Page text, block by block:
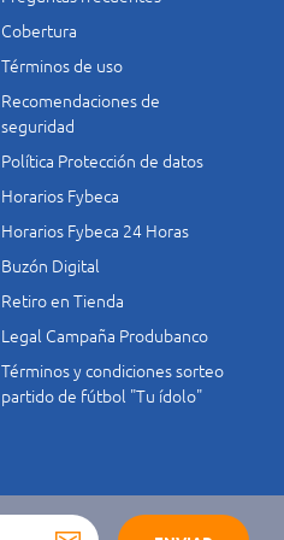
Cobertura
Términos de uso
Recomendaciones de
seguridad
Política Protección de datos
Horarios Fybeca
Horarios Fybeca 24 Horas
Buzón Digital
Retiro en Tienda
Legal Campaña Produbanco
Términos y condiciones sorteo
partido de fútbol "Tu ídolo"